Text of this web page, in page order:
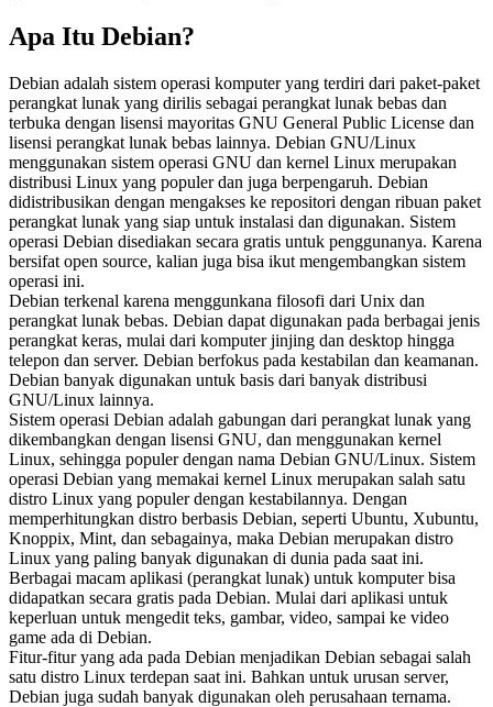
Apa Itu Debian?
Debian adalah sistem operasi komputer yang terdiri dari paket-paket
perangkat lunak yang dirilis sebagai perangkat lunak bebas dan
terbuka dengan lisensi mayoritas GNU General Public License dan
lisensi perangkat lunak bebas lainnya. Debian GNU/Linux
menggunakan sistem operasi GNU dan kernel Linux merupakan
distribusi Linux yang populer dan juga berpengaruh. Debian
didistribusikan dengan mengakses ke repositori dengan ribuan paket
perangkat lunak yang siap untuk instalasi dan digunakan. Sistem
operasi Debian disediakan secara gratis untuk penggunanya. Karena
bersifat open source, kalian juga bisa ikut mengembangkan sistem
operasi ini.
Debian terkenal karena menggunkana filosofi dari Unix dan
perangkat lunak bebas. Debian dapat digunakan pada berbagai jenis
perangkat keras, mulai dari komputer jinjing dan desktop hingga
telepon dan server. Debian berfokus pada kestabilan dan keamanan.
Debian banyak digunakan untuk basis dari banyak distribusi
GNU/Linux lainnya.
Sistem operasi Debian adalah gabungan dari perangkat lunak yang
dikembangkan dengan lisensi GNU, dan menggunakan kernel
Linux, sehingga populer dengan nama Debian GNU/Linux. Sistem
operasi Debian yang memakai kernel Linux merupakan salah satu
distro Linux yang populer dengan kestabilannya. Dengan
memperhitungkan distro berbasis Debian, seperti Ubuntu, Xubuntu,
Knoppix, Mint, dan sebagainya, maka Debian merupakan distro
Linux yang paling banyak digunakan di dunia pada saat ini.
Berbagai macam aplikasi (perangkat lunak) untuk komputer bisa
didapatkan secara gratis pada Debian. Mulai dari aplikasi untuk
keperluan untuk mengedit teks, gambar, video, sampai ke video
game ada di Debian.
Fitur-fitur yang ada pada Debian menjadikan Debian sebagai salah
satu distro Linux terdepan saat ini. Bahkan untuk urusan server,
Debian juga sudah banyak digunakan oleh perusahaan ternama.